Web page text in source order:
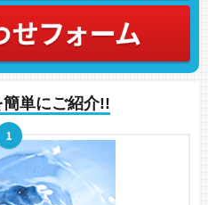
単にご紹介!!